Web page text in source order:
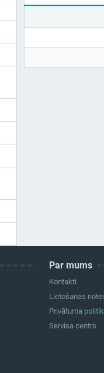
Par mums
Kontakti
Lietošanas
Privātuma
Servisa centrs